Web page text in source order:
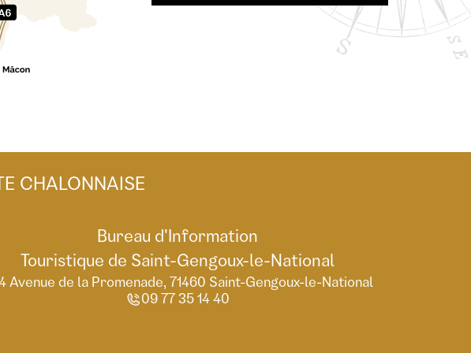
CHALONNAISE
Bureau d'Information
Touristique de Saint-Gengoux-le-National
Avenue de la Promenade, 71460 Saint-Gengoux-le-National
09 77 35 14 40